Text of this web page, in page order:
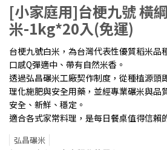
[小家庭用]台梗九號 橫
米-1kg*20入(免運)
台梗九號白米，為台灣代表性優質稻米品
口感Q彈適中、帶有自然米香。
透過弘昌碾米工廠契作制度，從種植源頭
理化施肥與安全用藥，並經專業碾米與品
安全、新鮮、穩定。
適合各式家常料理，是每日餐桌值得信賴
弘昌碾米